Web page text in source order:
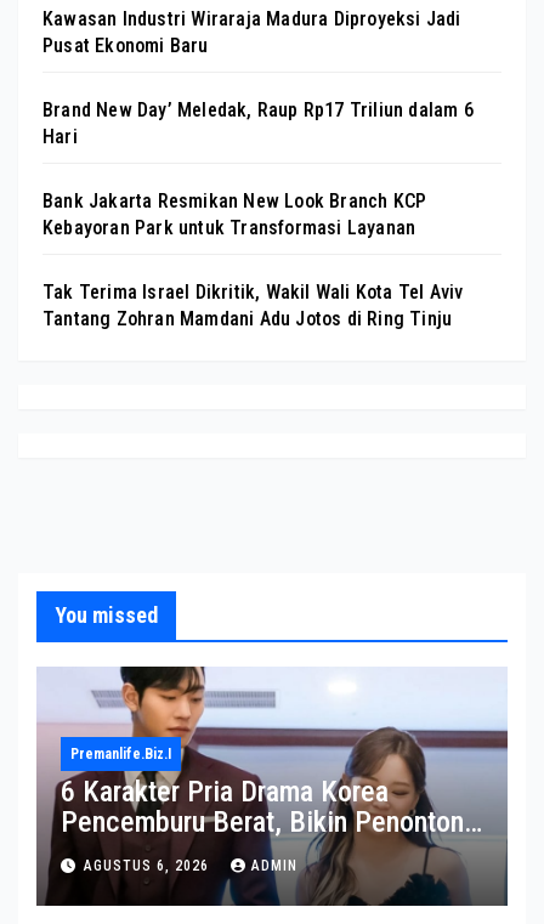
Kawasan Industri Wiraraja Madura Diproyeksi Jadi
Pusat Ekonomi Baru
Brand New Day’ Meledak, Raup Rp17 Triliun dalam 6
Hari
Bank Jakarta Resmikan New Look Branch KCP
Kebayoran Park untuk Transformasi Layanan
Tak Terima Israel Dikritik, Wakil Wali Kota Tel Aviv
Tantang Zohran Mamdani Adu Jotos di Ring Tinju
You missed
Premanlife.biz.i
6 Karakter Pria Drama Korea
Pencemburu Berat, Bikin Penonton
Gemas
AGUSTUS 6, 2026 ADMIN